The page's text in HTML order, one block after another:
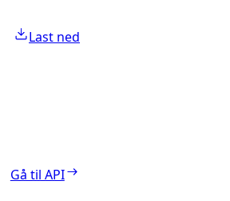
Last ned
Gå til API